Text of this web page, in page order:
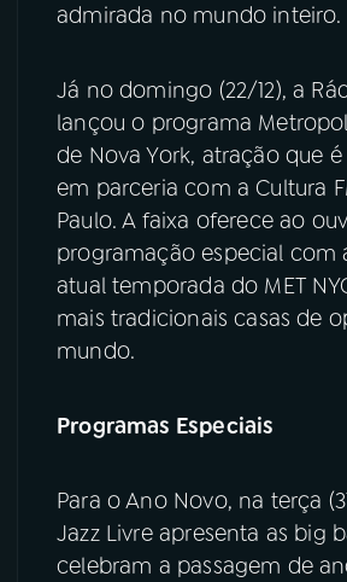
admirada no mundo inteiro.
Já no domingo (22/12), a
lançou o programa
de Nova York, atração que
em parceria com a Cultura
Paulo. A faixa oferece ao
programação especial com
atual temporada do MET
mais tradicionais casas de
mundo.
Programas Especiais
Para o Ano Novo, na terça
Jazz Livre apresenta as big
celebram a passagem de